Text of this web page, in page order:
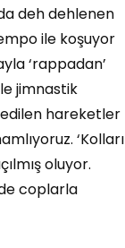
deh dehlenen
ile koşuyor
‘rappadan’
jimnastik
edilen hareketler
‘Kolları
oluyor.
coplarla